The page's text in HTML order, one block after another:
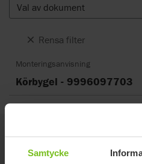
Samtycke
Val av dokument
Rensa filter
Monteringsanvisning
Körbygel - 9996097703
Relaterade